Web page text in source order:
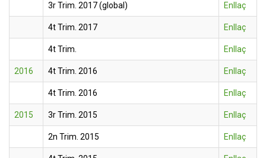
3r Trim. 2017 (global) Enllaç
4t Trim. 2017 Enllaç
4t Trim. Enllaç
2016 4t Trim. 2016 Enllaç
4t Trim. 2016 Enllaç
2015 3r Trim. 2015 Enllaç
2n Trim. 2015 Enllaç